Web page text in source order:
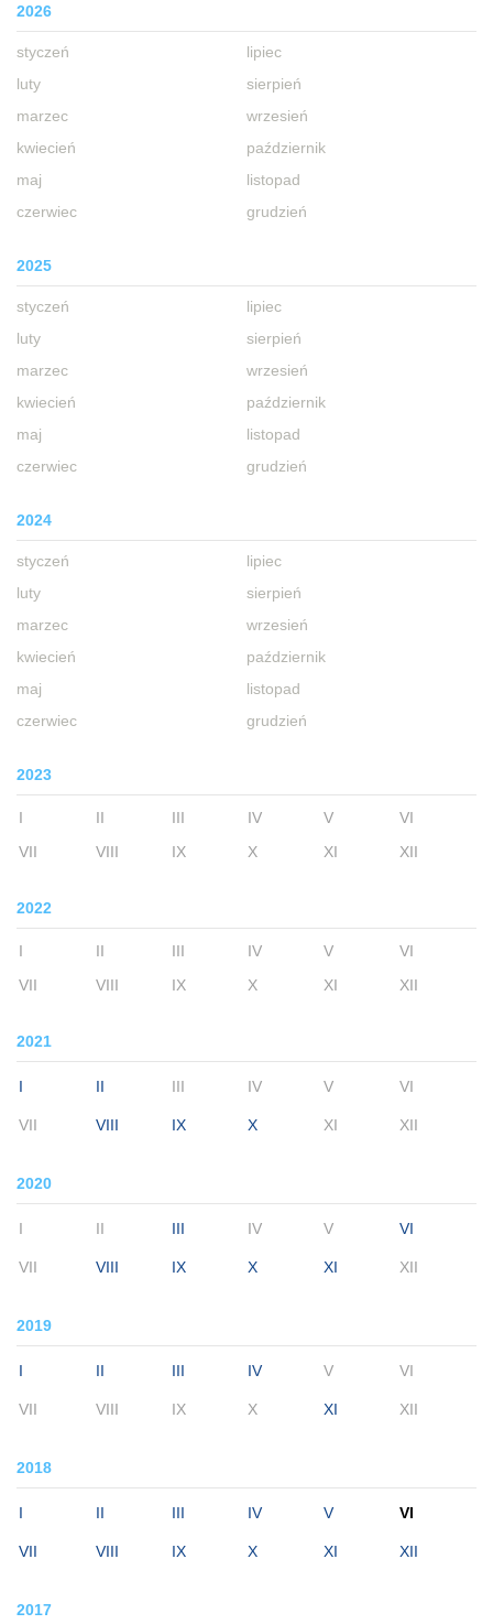
2026
styczeń
luty
marzec
kwiecień
maj
czerwiec
lipiec
sierpień
wrzesień
październik
listopad
grudzień
2025
styczeń
luty
marzec
kwiecień
maj
czerwiec
lipiec
sierpień
wrzesień
październik
listopad
grudzień
2024
styczeń
luty
marzec
kwiecień
maj
czerwiec
lipiec
sierpień
wrzesień
październik
listopad
grudzień
2023
I II III IV V
VI
VII
VIII IX X XI XII
2022
I II III IV V
VI
VII
VIII IX X XI XII
2021
I II III IV V VI
VII VIII IX X XI XII
2020
I II III IV V VI
VII VIII IX X XI XII
2019
I II III IV V VI
VII VIII IX X XI XII
2018
I II III IV V VI
VII VIII IX X XI XII
2017